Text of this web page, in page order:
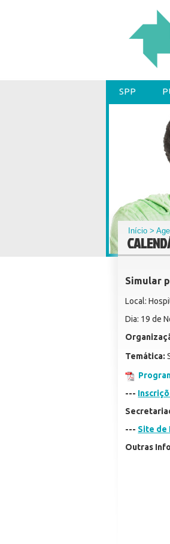
SPP
Início >
Simular
Local:
Dia: 19 de
Temática:
---
--- Site de
Outras